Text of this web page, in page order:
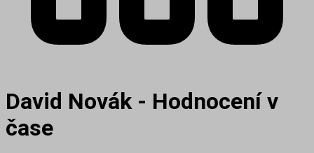
David Novák - Hodnocení v
čase